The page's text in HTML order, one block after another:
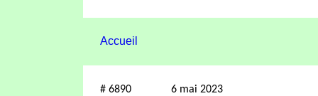
Accueil
# 6890 6 mai 2023